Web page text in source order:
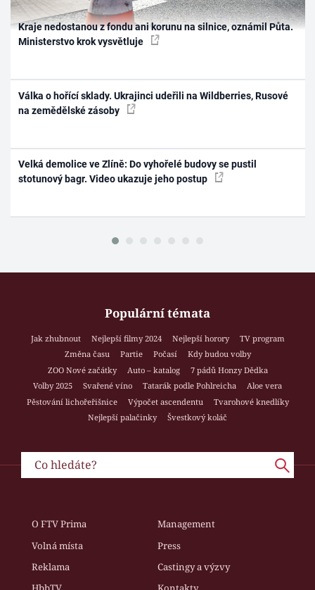
Kraje nedostanou z fondu ani korunu na silnice, oznámil Půta.
Ministerstvo krok vysvětluje
Válka o hořící sklady. Ukrajinci udeřili na Wildberries, Rusové
na zemědělské zásoby
Velká demolice ve Zlíně: Do vyhořelé budovy se pustil
stotunový bagr. Video ukazuje jeho postup
Populární témata
Jak zhubnout Nejlepší filmy 2024 Nejlepší horory
TV program
Změna času
Partie Počasí
Kdy budou volby
ZOO Nové začátky
Auto – katalog
7 pádů Honzy Dědka
Volby 2025
Svařené víno Tatarák podle Pohlreicha
Aloe vera
Pěstování lichořeřišnice
Výpočet ascendentu
Tvarohové knedlíky
Nejlepší palačinky
Švestkový koláč
O FTV Prima
Management
Volná místa
Press
Reklama
Castingy a výzvy